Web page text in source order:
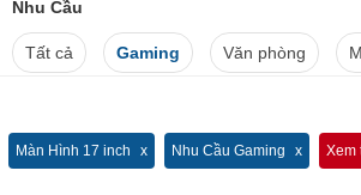
Nhu Cầu
Tất cả Gaming Văn phòng
Màn Hình 17 inch Nhu Cầu Gaming Xem